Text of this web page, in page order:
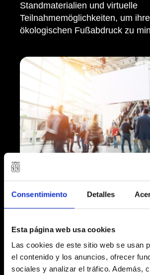
Consentimiento Detalles
Esta página web usa cookies
Las cookies de este sitio web se usan
el contenido y los anuncios, ofrecer
sociales y analizar el tráfico. Además,
Standmaterialien und virtuelle
Teilnahmemöglichkeiten, um
ökologischen Fußabdruck zu
Digitale
der